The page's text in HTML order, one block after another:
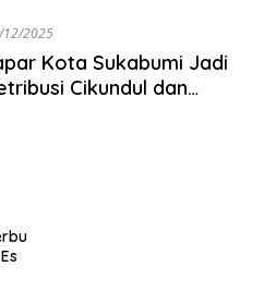
2025
Kota Sukabumi Jadi
Cikundul dan